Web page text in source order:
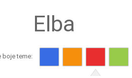
Elba
boje teme: